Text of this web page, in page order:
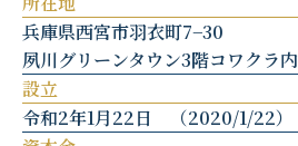
兵庫県西宮市羽衣町7−30
夙川グリーンタウン3階コワクラ内
設立
令和2年1月22日 （2020/1/22）